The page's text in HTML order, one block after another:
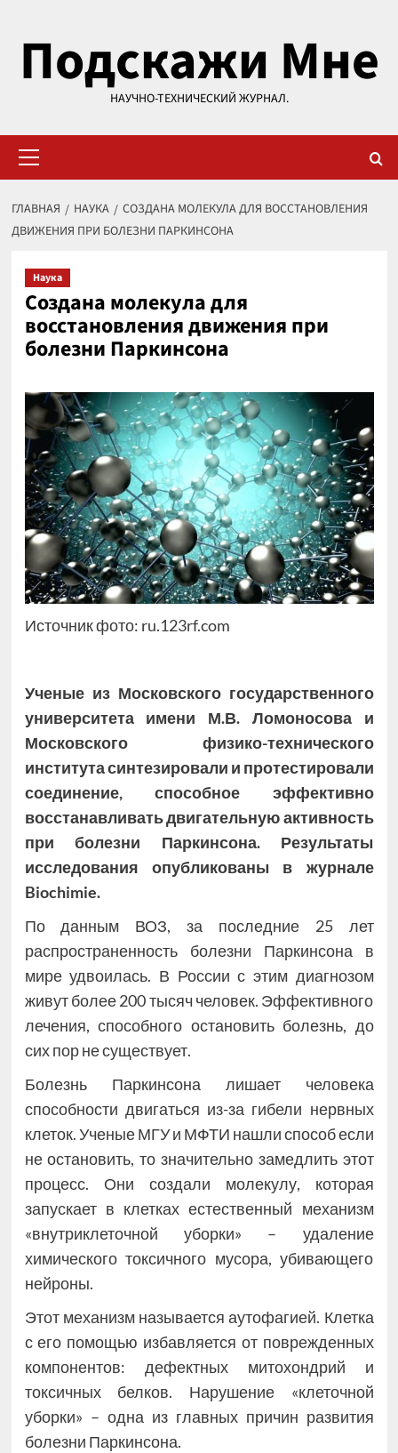
содержимому
Подскажи Мне
НАУЧНО-ТЕХНИЧЕСКИЙ ЖУРНАЛ.
меню
ГЛАВНАЯ НАУКА
СОЗДАНА МОЛЕКУЛА ДЛЯ ВОССТАНОВЛЕНИЯ
ДВИЖЕНИЯ ПРИ БОЛЕЗНИ ПАРКИНСОНА
Наука
Создана молекула для
восстановления движения при
болезни Паркинсона
Источник фото: ru.123rf.com
Ученые из Московского государственного
университета имени М.В. Ломоносова и
Московского физико-технического
института синтезировали и протестировали
соединение, способное эффективно
восстанавливать двигательную активность
при болезни Паркинсона. Результаты
исследования опубликованы в журнале
Biochimie.
По данным ВОЗ, за последние 25 лет
распространенность болезни Паркинсона в
мире удвоилась. В России с этим диагнозом
живут более 200 тысяч человек. Эффективного
лечения, способного остановить болезнь, до
сих пор не существует.
Болезнь Паркинсона лишает человека
способности двигаться из-за гибели нервных
клеток. Ученые МГУ и МФТИ нашли способ если
не остановить, то значительно замедлить этот
процесс. Они создали молекулу, которая
запускает в клетках естественный механизм
«внутриклеточной уборки» – удаление
химического токсичного мусора, убивающего
нейроны.
Этот механизм называется аутофагией. Клетка
с его помощью избавляется от поврежденных
компонентов: дефектных митохондрий и
токсичных белков. Нарушение «клеточной
уборки» – одна из главных причин развития
болезни Паркинсона.